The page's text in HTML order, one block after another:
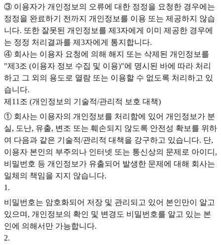
③ 이용자가 개인정보의 오류에 대한 정정을 요청한 경우에는
정정을 완료하기 전까지 개인정보를 이용 또는 제공하지 않습
니다. 또한 잘못된 개인정보를 제3자에게 이미 제공한 경우에
는 정정 처리결과를 제3자에게 통지합니다.
④ 회사는 이용자 요청에 의해 해지 또는 삭제된 개인정보를
"제3조 (이용자 정보 수집 및 이용)"에 명시된 바에 따라 처리
하고 그 외의 용도로 열람 또는 이용할 수 없도록 처리하고 있
습니다.
제11조 (개인정보의 기술적/관리적 보호 대책)
① 회사는 이용자의 개인정보를 처리함에 있어 개인정보가 분
실, 도난, 유출, 변조 또는 훼손되지 않도록 안전성 확보를 위하
여 다음과 같은 기술적/관리적 대책을 강구하고 있습니다. 단,
이용자 본인의 부주의나 인터넷 또는 통신상의 문제로 아이디,
비밀번호 등 개인정보가 유출되어 발생한 문제에 대해 회사는
일체의 책임을 지지 않습니다.
1 .
비밀번호는 암호화되어 저장 및 관리되고 있어 본인만이 알고
있으며, 개인정보의 확인 및 변경도 비밀번호를 알고 있는 본
인에 의해서만 가능합니다.
2.